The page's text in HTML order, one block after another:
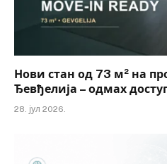
Нови стан од 73 м² на
Ђевђелија – одмах
28. јул 2026.